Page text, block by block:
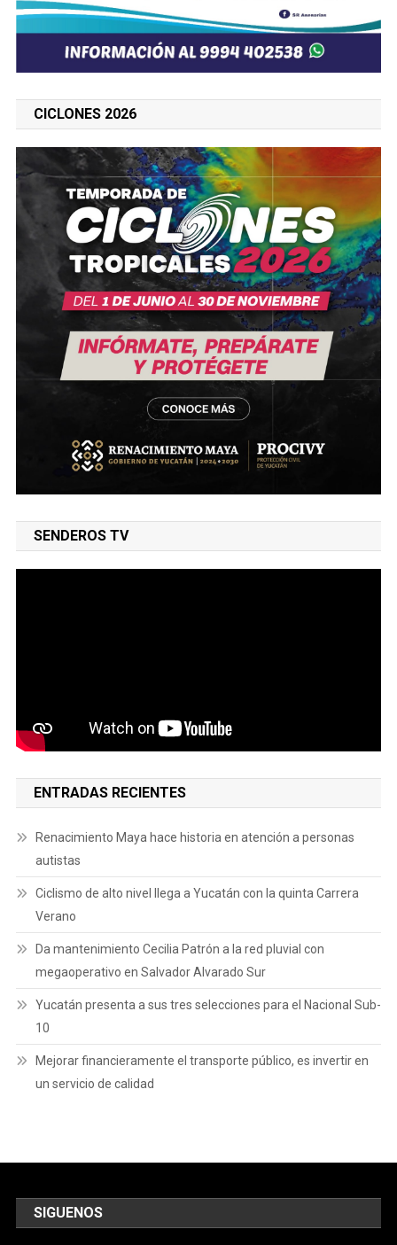
CICLONES 2026
SENDEROS TV
ENTRADAS RECIENTES
Renacimiento Maya hace historia en atención a personas
autistas
Ciclismo de alto nivel llega a Yucatán con la quinta Carrera
Verano
Da mantenimiento Cecilia Patrón a la red pluvial con
megaoperativo en Salvador Alvarado Sur
Yucatán presenta a sus tres selecciones para el Nacional Sub-
10
Mejorar financieramente el transporte público, es invertir en
un servicio de calidad
SIGUENOS